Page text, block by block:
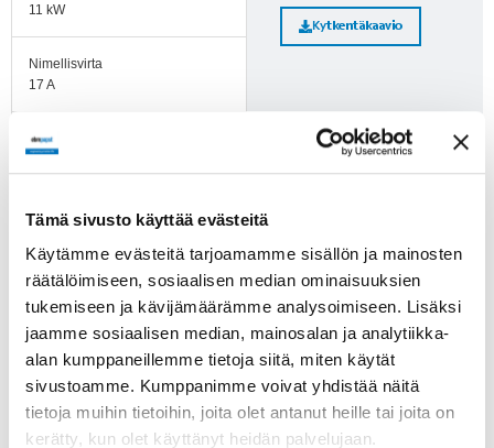
Tämä sivusto käyttää evästeitä
Käytämme evästeitä tarjoamamme sisällön ja mainosten
räätälöimiseen, sosiaalisen median ominaisuuksien
tukemiseen ja kävijämäärämme analysoimiseen. Lisäksi
jaamme sosiaalisen median, mainosalan ja analytiikka-
alan kumppaneillemme tietoja siitä, miten käytät
sivustoamme. Kumppanimme voivat yhdistää näitä
tietoja muihin tietoihin, joita olet antanut heille tai joita on
kerätty, kun olet käyttänyt heidän palvelujaan.
11 kW
Nimellisvirta
17 A
Kierrosluku
Ilmavirta
Ilmavirta
7128.00 m3/h
Imukartion K-arvo
122 l/s
Käyttölämpötila-alue
Kytkentäkaavio
Lisätietoja
Huomioi ErP-direktiivi!
merkitty, läpäiseekö tuote
direktiivin vaatimukset.
Suomenkieliset
puhaltimien
turvamääräykset!